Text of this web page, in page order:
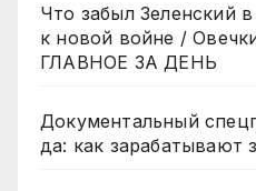
Что забыл Зеленский
к новой войне /
ГЛАВНОЕ ЗА ДЕНЬ
Документальный
да: как зарабатывают